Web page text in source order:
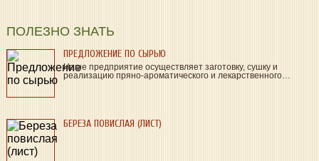
ПОЛЕЗНО ЗНАТЬ
ПРЕДЛОЖЕНИЕ ПО СЫРЬЮ
Наше предприятие осуществляет заготовку, сушку и
реализацию пряно-ароматического и лекарственного…
БЕРЕЗА ПОВИСЛАЯ (ЛИСТ)